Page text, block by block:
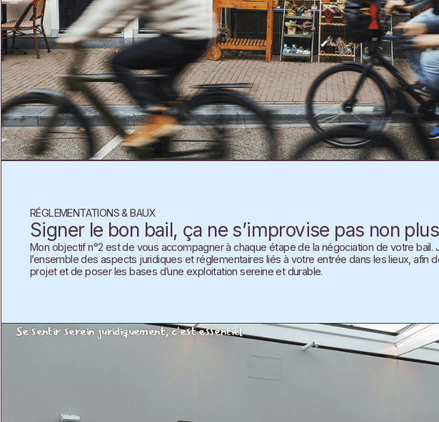
RÉGLEMENTATIONS & BAUX
Signer le bon bail, ça ne s’improvise pas non plus
Mon objectif n°2 est de vous accompagner à chaque étape de la négociation de votre bail.
l’ensemble des aspects juridiques et réglementaires liés à votre entrée dans les lieux, afin
projet et de poser les bases d’une exploitation sereine et durable.
Se sentir serein juridiquement, c'est essentiel